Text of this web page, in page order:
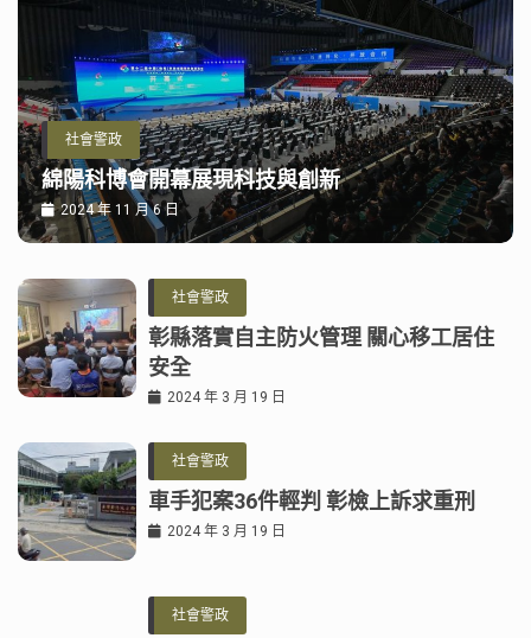
社會警政
綿陽科博會開幕展現科技與創新
2024 年 11 月 6 日
社會警政
彰縣落實自主防火管理 關心移工居住
安全
2024 年 3 月 19 日
社會警政
車手犯案36件輕判 彰檢上訴求重刑
2024 年 3 月 19 日
社會警政